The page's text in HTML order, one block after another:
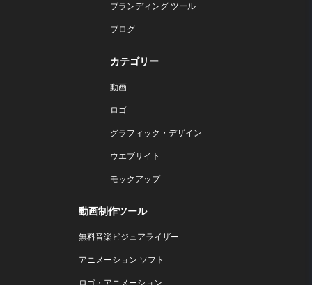
ブランディング ツール
ブログ
カテゴリー
動画
ロゴ
グラフィック・デザイン
ウエブサイト
モックアップ
動画制作ツール
無料音楽ビジュアライザー
アニメーション ソフト
ロゴ・アニメーション